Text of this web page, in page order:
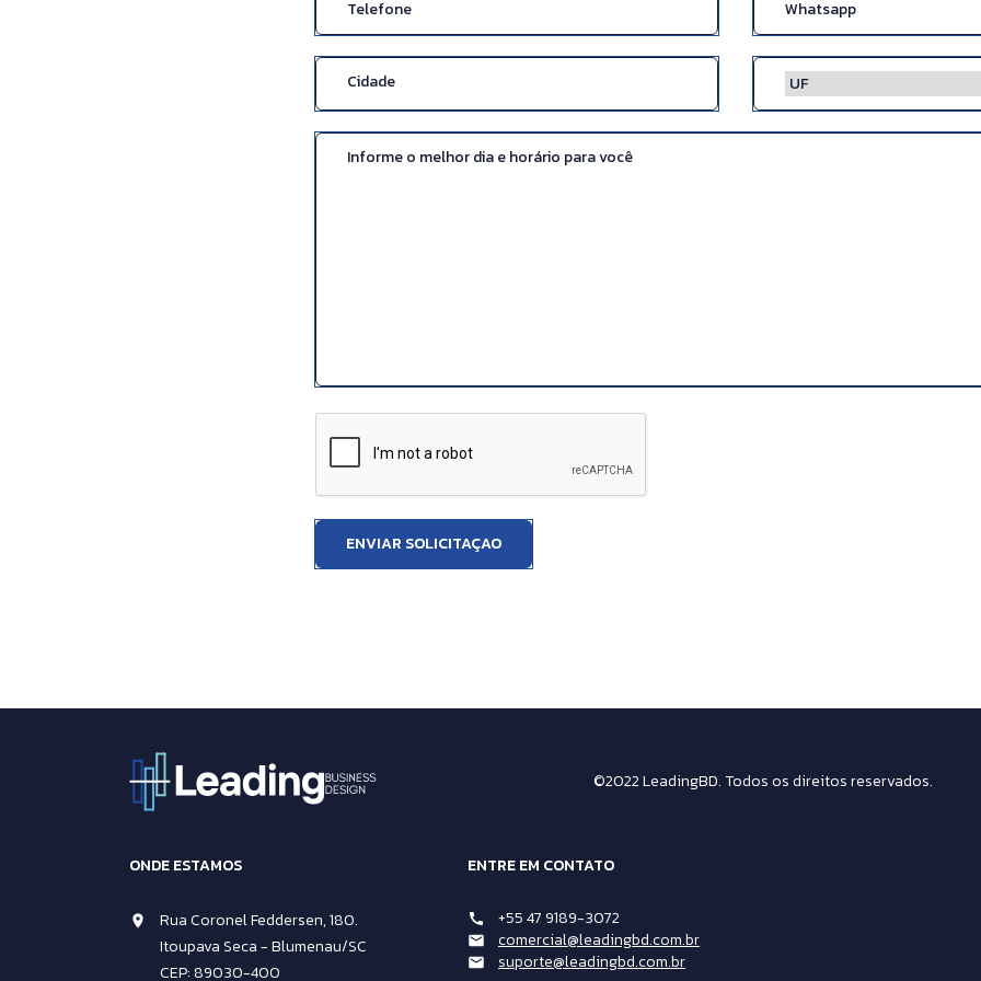
ENVIAR SOLICITAÇAO
©2022 LeadingBD. Todos os direitos reservados.
ONDE ESTAMOS
Rua Coronel Feddersen, 180.
Itoupava Seca - Blumenau/SC
CEP: 89030-400
ENTRE EM CONTATO
+55 47 9189-3072
comercial@leadingbd.com.br
suporte@leadingbd.com.br